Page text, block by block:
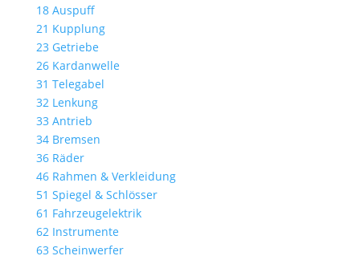
18 Auspuff
21 Kupplung
23 Getriebe
26 Kardanwelle
31 Telegabel
32 Lenkung
33 Antrieb
34 Bremsen
36 Räder
46 Rahmen & Verkleidung
51 Spiegel & Schlösser
61 Fahrzeugelektrik
62 Instrumente
63 Scheinwerfer